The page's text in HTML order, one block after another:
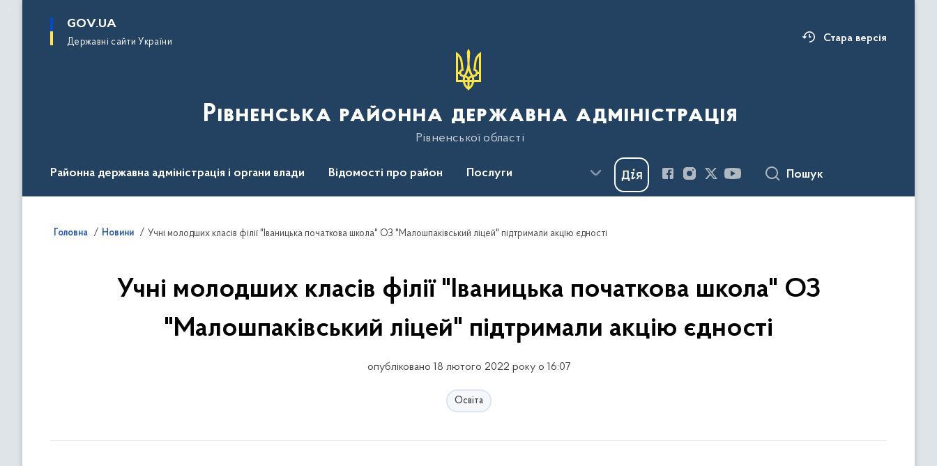
основного
GOV.UA
Державні сайти України Стара версія
Рівненська районна державна адміністрація
Рівненської області
Районна державна адміністрація і органи влади Відомості про район Послуги Пошук
Головна Новини Учні молодших класів філії "Іваницька початкова школа" ОЗ "Малошпаківський ліцей" підтримали акцію єдності
Учні молодших класів філії "Іваницька початкова школа" ОЗ
"Малошпаківський ліцей" підтримали акцію єдності
опубліковано 18 лютого 2022 року о 16:07
Освіта